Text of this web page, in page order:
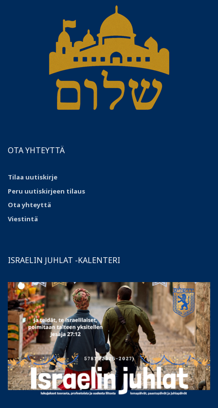
OTA YHTEYTTÄ
Tilaa uutiskirje
Peru uutiskirjeen tilaus
Otayhteyttä
Viestintä
ISRAELIN JUHLAT -KALENTERI